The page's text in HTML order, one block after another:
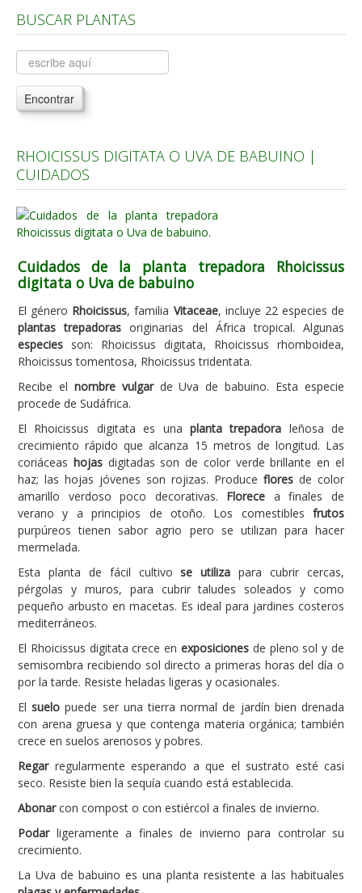
Árboles, Cicas y Palmeras de la G a la Z
Plantas Anuales y Perennes
Plantas Bulbosas y Acuáticas
Plantas de Interior
Plantas Aromáticas y de Huerto
Plantas Carnívoras y Orquídeas
Consejos
Hemisferio Sur
Enfermedades
Animales
Hongos
Carencias
Flores y Plantas
Árboles y Palmeras
Arbustos y Trepadoras
Cactus y Suculentas
BUSCAR PLANTAS
Encontrar
RHOICISSUS DIGITATA O UVA DE BABUINO |
CUIDADOS
Cuidados de la planta trepadora Rhoicissus
digitata o Uva de babuino
El género Rhoicissus, familia Vitaceae, incluye 22 especies de
plantas trepadoras originarias del África tropical. Algunas
especies son: Rhoicissus digitata, Rhoicissus rhomboidea,
Rhoicissus tomentosa, Rhoicissus tridentata.
Recibe el nombre vulgarde Uva de babuino. Esta especie
procede de Sudáfrica.
El Rhoicissus digitata es una planta trepadora leñosa de
crecimiento rápido que alcanza 15 metros de longitud. Las
coriáceas hojasdigitadas son de color verde brillante en el
haz; las hojas jóvenes son rojizas. Produce flores de color
amarillo verdoso poco decorativas. Florece a finales de
verano y a principios de otoño. Los comestibles frutos
purpúreos tienen sabor agrio pero se utilizan para hacer
mermelada.
Esta planta de fácil cultivose utiliza para cubrir cercas,
pérgolas y muros, para cubrir taludes soleados y como
pequeño arbusto en macetas. Es ideal para jardines costeros
mediterráneos.
El Rhoicissus digitata crece en exposiciones de pleno sol y de
semisombra recibiendo sol directo a primeras horas del día o
por la tarde. Resiste heladas ligeras y ocasionales.
Elsuelo puede ser una tierra normal de jardín bien drenada
con arena gruesa y que contenga materia orgánica; también
crece en suelos arenosos y pobres.
Regarregularmente esperando a que el sustrato esté casi
seco. Resiste bien la sequía cuando está establecida.
Abonarcon compost o con estiércol a finales de invierno.
Podarligeramente a finales de invierno para controlar su
crecimiento.
La Uva de babuino es una planta resistente a las habituales